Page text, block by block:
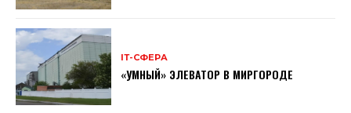
ІТ-СФЕРА
«УМНЫЙ» ЭЛЕВАТОР В МИРГОРОДЕ